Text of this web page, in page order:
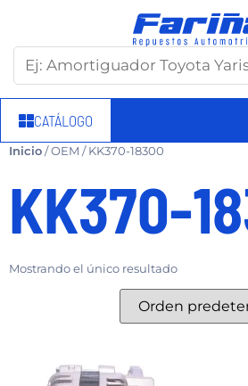
CATÁLOGO
Inicio/ OEM / KK370-18300
KK370-
Mostrando el único resultado